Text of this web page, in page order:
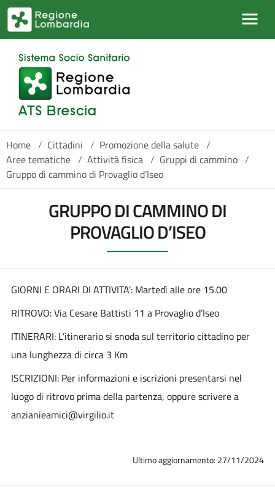
Salta al contenuto principale
Home / Cittadini / Promozione della salute /
Aree tematiche / Attività fisica / Gruppi di cammino /
Gruppo di cammino di Provaglio d’Iseo
GRUPPO DI CAMMINO DI
PROVAGLIO D’ISEO
GIORNI E ORARI DI ATTIVITA’: Martedì alle ore 15.00
RITROVO: Via Cesare Battisti 11 a Provaglio d’Iseo
ITINERARI: L’itinerario si snoda sul territorio cittadino per
una lunghezza di circa 3 Km
ISCRIZIONI: Per informazioni e iscrizioni presentarsi nel
luogo di ritrovo prima della partenza, oppure scrivere a
anzianieamici@virgilio.it
Ultimo aggiornamento: 27/11/2024